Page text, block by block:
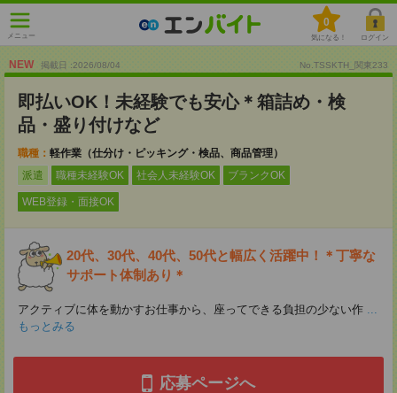
メニュー
0
気になる！ ログイン
NEW 掲載日 :2026/08/04 No.TSSKTH_関東233
即払いOK！未経験でも安心＊箱詰め・検
品・盛り付けなど
職種： 軽作業（仕分け・ピッキング・検品、商品管理）
派遣
職種未経験OK 社会人未経験OK ブランクOK
WEB登録・面接OK
20代、30代、40代、50代と幅広く活躍中！＊丁寧な
サポート体制あり＊
アクティブに体を動かすお仕事から、座ってできる負担の少ない作 ...
もっとみる
応募ページへ